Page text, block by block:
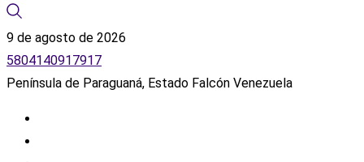
9 de agosto de 2026
5804140917917
Península de Paraguaná, Estado Falcón Venezuela